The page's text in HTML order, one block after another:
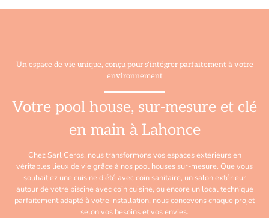
Un espace de vie unique, conçu pour s'intégrer parfaitement à votre
environnement
Votre pool house, sur-mesure et clé
en main à Lahonce
Chez Sarl Ceros, nous transformons vos espaces extérieurs en
véritables lieux de vie grâce à nos pool houses sur-mesure. Que vous
souhaitiez une cuisine d’été avec coin sanitaire, un salon extérieur
autour de votre piscine avec coin cuisine, ou encore un local technique
parfaitement adapté à votre installation, nous concevons chaque projet
selon vos besoins et vos envies.